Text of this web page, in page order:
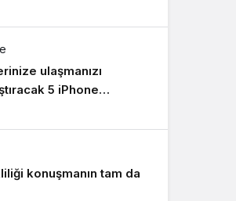
Gece Modu
Sistem Modu
ulaşmanızı
5 iPhone
konuşmanın tam da